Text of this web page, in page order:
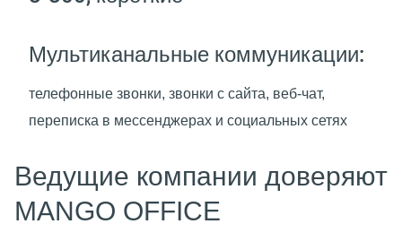
Мультиканальные коммуникации:
телефонные звонки, звонки с сайта, веб-чат,
переписка в мессенджерах и социальных сетях
Ведущие компании доверяют
MANGO OFFICE